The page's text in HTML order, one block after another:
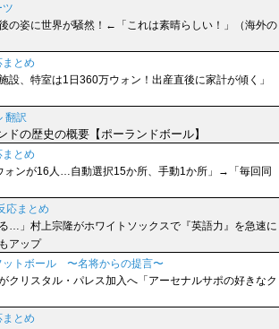
ツ
の姿に世界が騒然！←「これは素晴らしい！」（海外の
とめ
設、特室は1日360万ウォン！出産直後に家計が傾く」
翻訳
ドの歴史の概要【ポーランドボール】
とめ
ォンが16人…自動選択15か所、手動1か所」→「毎回同
応まとめ
…」村上宗隆がホワイトソックスで『英語力』を急速に
アップ
ットボール 〜名将からの提言〜
クリスタル・パレス加入へ「アーセナルサポの好きなク
とめ